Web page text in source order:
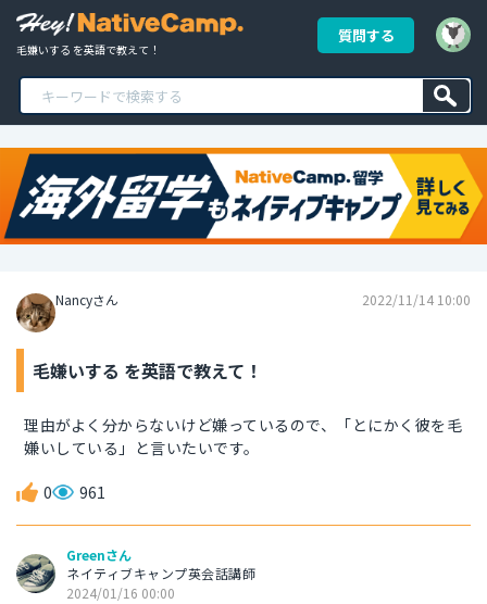
毛嫌いする を英語で教えて！
質問する
Nancyさん 2022/11/14 10:00
毛嫌いする を英語で教えて！
理由がよく分からないけど嫌っているので、「とにかく彼を毛
嫌いしている」と言いたいです。
0 961
Greenさん
ネイティブキャンプ英会話講師
2024/01/16 00:00